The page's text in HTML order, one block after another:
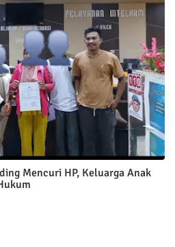
Mencuri HP, Keluarga Anak